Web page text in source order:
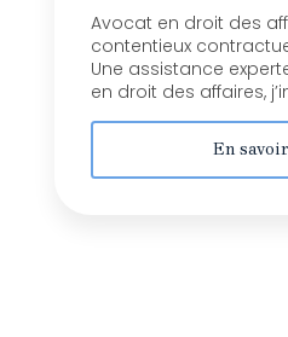
Avocat en droit des
contentieux
Une assistance
en droit des affaires,
En